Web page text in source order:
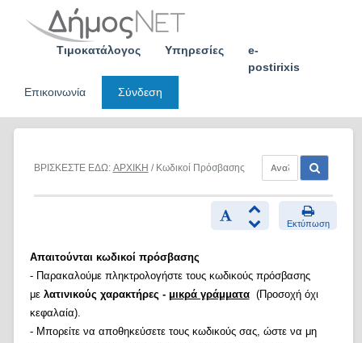
Τιμοκατάλογος Υπηρεσίες
e-
postirixis
Επικοινωνία
Σύνδεση
ΒΡΙΣΚΕΣΤΕ ΕΔΩ: ΑΡΧΙΚΗ / Κωδικοί Πρόσβασης
Εκτύπωση
Απαιτούνται κωδικοί πρόσβασης
- Παρακαλούμε πληκτρολογήστε τους κωδικούς πρόσβασης
με λατινικούς χαρακτήρες - μικρά γράμματα(Προσοχή όχι
κεφαλαία).
- Μπορείτε να αποθηκεύσετε τους κωδικούς σας, ώστε να μη